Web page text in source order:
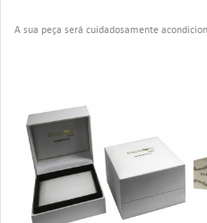
A sua peça será cuidadosamente